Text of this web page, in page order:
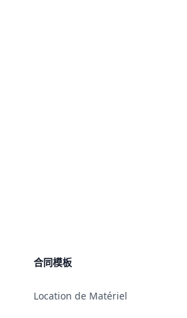
合同模板
Location de Matériel